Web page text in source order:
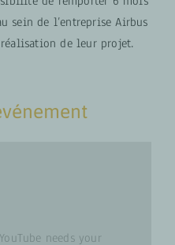
sein de l’entreprise Airbus
de leur projet.
needs your